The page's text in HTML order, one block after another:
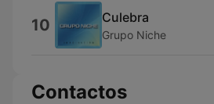
10 Culebra
Grupo Niche
Contactos